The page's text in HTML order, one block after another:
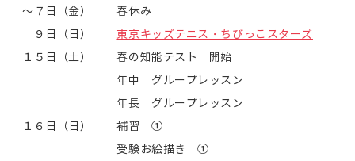
～７日（金）
春休み
９日（日）
東京キッズテニス・ちびっこスターズ
１５日（土）
春の知能テスト 開始
年中 グループレッスン
年長 グループレッスン
１６日（日）
補習 ①
受験お絵描き ①